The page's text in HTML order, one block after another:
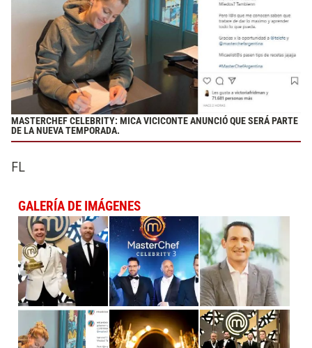
MASTERCHEF CELEBRITY: MICA VICICONTE ANUNCIÓ QUE SERÁ PARTE
DE LA NUEVA TEMPORADA.
FL
GALERÍA DE IMÁGENES